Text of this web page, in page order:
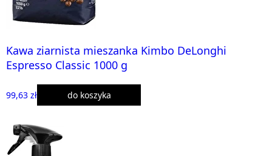
Kawa ziarnista mieszanka Kimbo DeLonghi
Espresso Classic 1000 g
99,63 zł do koszyka